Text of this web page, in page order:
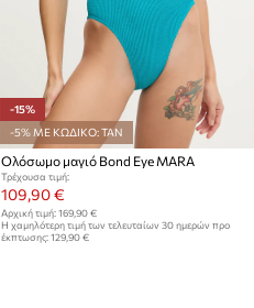
-15%
-5% ΜΕ ΚΩΔΙΚΟ: TAN
Ολόσωμο μαγιό Bond Eye MARA
Τρέχουσα τιμή:
109,90 €
Αρχική τιμή: 169,90 €
Η χαμηλότερη τιμή των τελευταίων 30 ημερών προ
έκπτωσης: 129,90 €